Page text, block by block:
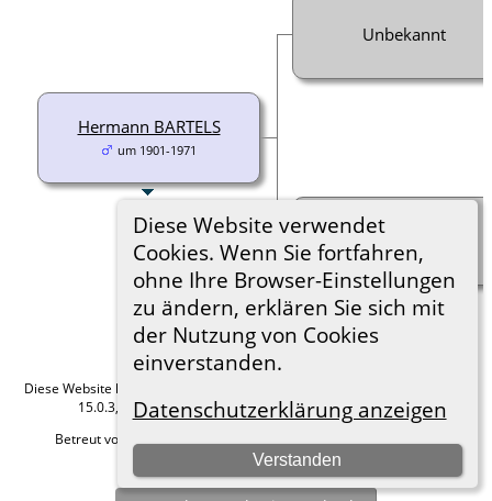
Diese Website verwendet
Cookies. Wenn Sie fortfahren,
ohne Ihre Browser-Einstellungen
zu ändern, erklären Sie sich mit
der Nutzung von Cookies
einverstanden.
Datenschutzerklärung anzeigen
Verstanden
Hermann BARTELS
um 1901-1971
Unbekannt
Unbekannt
Diese Website läuft mit
15.0.3, programmiert von Darrin Lythgoe © 2001-2026.
Betreut von
Hier geht es zum Impressum